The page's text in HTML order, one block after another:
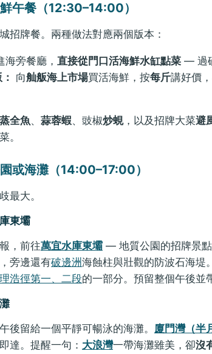
午餐（12:30–14:00）
招牌餐。兩種做法對應兩個版本：
海旁餐廳，直接從門口活海鮮水缸點菜 — 過
向舢舨海上市場買活海鮮，按每斤講好價
蒸全魚、 蒜蓉蝦、豉椒炒蜆，以及招牌大菜避
。
或海灘（14:00–17:00）
最大。
東壩
，前往萬宜水庫東壩 — 地質公園的招牌景
旁邊還有破邊洲海蝕柱與壯觀的防波石海堤
浩徑第一、二段的一部分。預留整個午後並
後留給一個平靜可暢泳的海灘。 廈門灣（半
達。提醒一句： 大浪灣一帶海灘雖美，卻沒